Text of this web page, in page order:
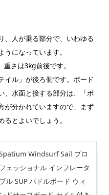
、人が乗る部分で、いわゆる
になっています。
さは3kg前後です。
イル」が後ろ側です。ボード
、水面と接する部分は、「ボ
が分かれていますので、まず
とよいでしょう。
Windsurf Sail プロ
フェッショナル インフレータ
ブル SUP パドルボード ウィ